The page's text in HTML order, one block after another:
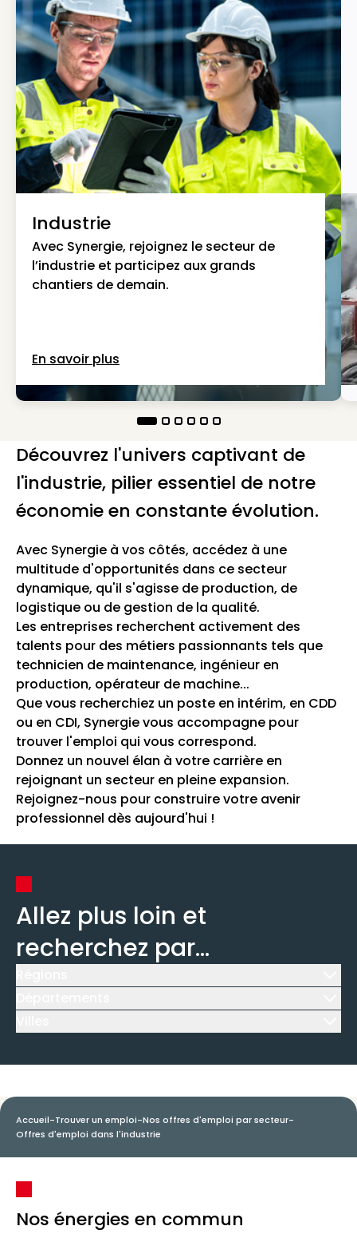
Industrie
Avec Synergie, rejoignez le secteur de
l’industrie et participez aux grands
chantiers de demain.
En savoir plus
Découvrez l'univers captivant de
l'industrie, pilier essentiel de notre
économie en constante évolution.
Avec Synergie à vos côtés, accédez à une
multitude d'opportunités dans ce secteur
dynamique, qu'il s'agisse de production, de
logistique ou de gestion de la qualité.
Les entreprises recherchent activement des
talents pour des métiers passionnants tels que
technicien de maintenance, ingénieur en
production, opérateur de machine...
Que vous recherchiez un poste en intérim, en CDD
ou en CDI, Synergie vous accompagne pour
trouver l'emploi qui vous correspond.
Donnez un nouvel élan à votre carrière en
rejoignant un secteur en pleine expansion.
Rejoignez-nous pour construire votre avenir
professionnel dès aujourd'hui !
Allez plus loin et
recherchez par...
Accueil-Trouver un emploi-Nos offres d'emploi par secteur-
Offres d'emploi dans l'industrie
Nos énergies en commun